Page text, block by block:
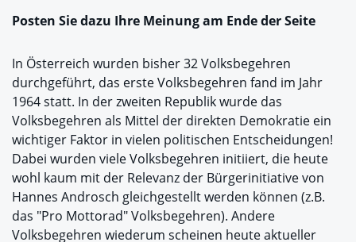
Posten Sie dazu Ihre Meinung am Ende der Seite
In Österreich wurden bisher 32 Volksbegehren
durchgeführt, das erste Volksbegehren fand im Jahr
1964 statt. In der zweiten Republik wurde das
Volksbegehren als Mittel der direkten Demokratie ein
wichtiger Faktor in vielen politischen Entscheidungen!
Dabei wurden viele Volksbegehren initiiert, die heute
wohl kaum mit der Relevanz der Bürgerinitiative von
Hannes Androsch gleichgestellt werden können (z.B.
das "Pro Mottorad" Volksbegehren). Andere
Volksbegehren wiederum scheinen heute aktueller